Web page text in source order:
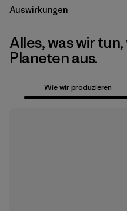
Auswirkungen
Alles, was wir
Planeten aus.
Wie wir produzieren